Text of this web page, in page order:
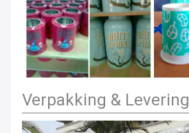
Verpakking & Levering